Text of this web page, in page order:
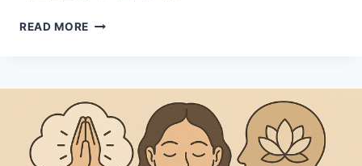
READ MORE 자
든
천
연
공
기